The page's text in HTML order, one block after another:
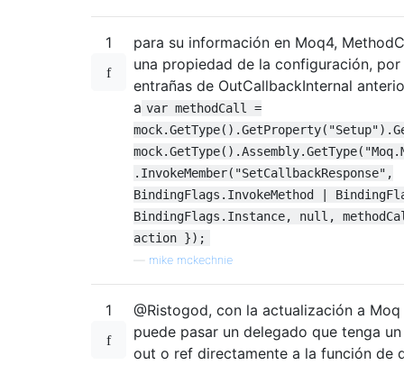
1
para su información en Moq4,
una propiedad de la configuración,
entrañas de OutCallbackInternal
a var methodCall =
.InvokeMember("SetCallbackResponse",
BindingFlags.InvokeMethod |
BindingFlags.Instance, null,
action });
mike mckechnie
1
@Ristogod, con la actualización a Moq
puede pasar un delegado que tenga
out o ref directamente a la función de